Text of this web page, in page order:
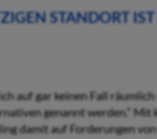
STANDORT
auf gar keinen Fall
genannt werden.“
damit auf Forderungen